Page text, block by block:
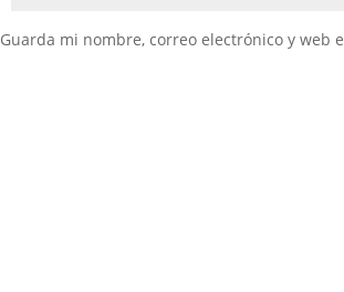
Guarda mi nombre, correo electrónico y web